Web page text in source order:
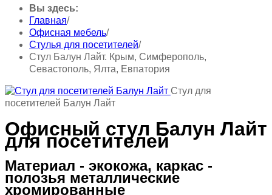
Вы здесь:
Главная/
Офисная мебель/
Стулья для посетителей/
Стул Балун Лайт. Крым, Симферополь,
Севастополь, Ялта, Евпатория
Стул для
посетителей Балун Лайт
Офисный стул Балун Лайт
для посетителей
Материал - экокожа, каркас -
полозья металлические
хромированные